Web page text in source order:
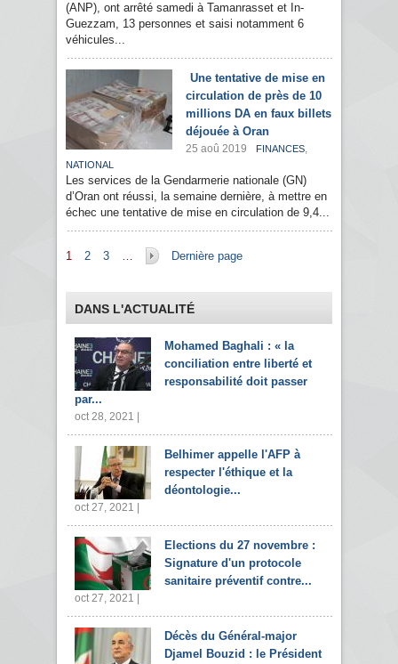
(ANP), ont arrêté samedi à Tamanrasset et In-
Guezzam, 13 personnes et saisi notamment 6
véhicules...
Une tentative de mise en
circulation de près de 10
millions DA en faux billets
déjouée à Oran
25 aoû 2019 FINANCES,
NATIONAL
Les services de la Gendarmerie nationale (GN)
d’Oran ont réussi, la semaine dernière, à mettre en
échec une tentative de mise en circulation de 9,4...
Pages
1 2 3 … Dernière page
DANS L'ACTUALITÉ
Mohamed Baghali : « la
conciliation entre liberté et
responsabilité doit passer
par...
oct 28, 2021 |
Belhimer appelle l'AFP à
respecter l'éthique et la
déontologie...
oct 27, 2021 |
Elections du 27 novembre :
Signature d'un protocole
sanitaire préventif contre...
oct 27, 2021 |
Décès du Général-major
Djamel Bouzid : le Président